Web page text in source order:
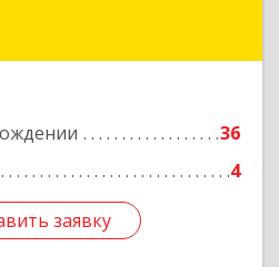
36
4
заявку
обл, Красногорский р-н,
заявку